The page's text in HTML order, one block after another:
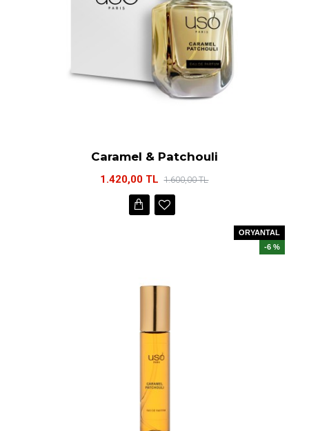
Caramel & Patchouli
1.420,00 TL 1.600,00 TL
ORYANTAL
-6 %